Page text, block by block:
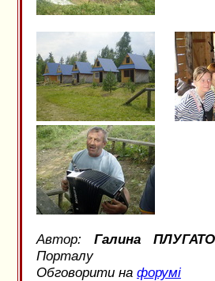
Автор:Галина
Порталу
Обговорити на форумі